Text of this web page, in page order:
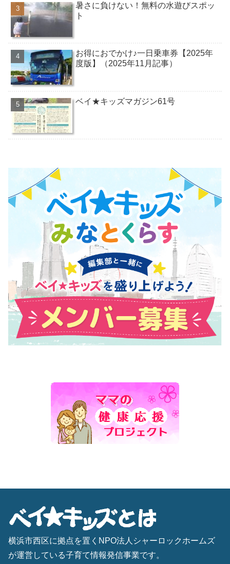
暑さに負けない！無料の水遊びスポッ
ト
お得におでかけ♪一日乗車券【2025年
度版】（2025年11月記事）
ベイ★キッズマガジン61号
横浜市西区に拠点を置くNPO法人シャーロックホームズ
が運営している子育て情報発信事業です。